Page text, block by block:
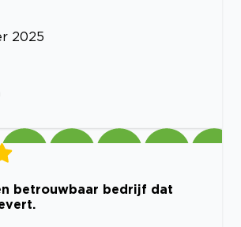
2025
betrouwbaar bedrijf dat